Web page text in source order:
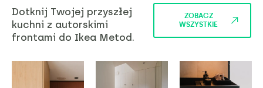
Dotknij Twojej przyszłej
kuchni z autorskimi
frontami do Ikea Metod.
ZOBACZ
WSZYSTKIE